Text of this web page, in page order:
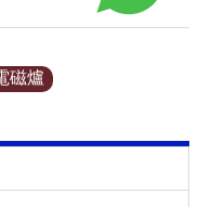
磁爐